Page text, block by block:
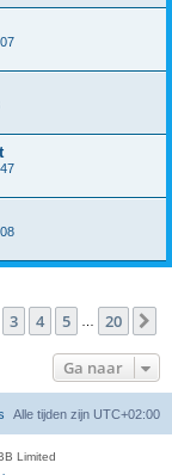
van 20
3 4 5 20
Ga naar
Alle tijden zijn UTC+02:00
Limited